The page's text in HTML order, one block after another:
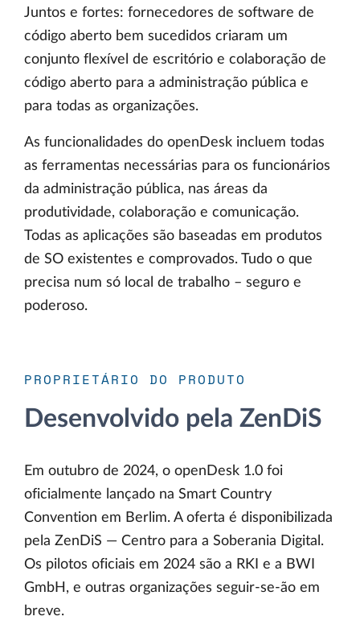
Juntos e fortes: fornecedores de software de
código aberto bem sucedidos criaram um
conjunto flexível de escritório e colaboração de
código aberto para a administração pública e
para todas as organizações.
As funcionalidades do openDesk incluem todas
as ferramentas necessárias para os funcionários
da administração pública, nas áreas da
produtividade, colaboração e comunicação.
Todas as aplicações são baseadas em produtos
de SO existentes e comprovados. Tudo o que
precisa num só local de trabalho – seguro e
poderoso.
PROPRIETÁRIO DO PRODUTO
Desenvolvido pela ZenDiS
Em outubro de 2024, o openDesk 1.0 foi
oficialmente lançado na Smart Country
Convention em Berlim. A oferta é disponibilizada
pela ZenDiS — Centro para a Soberania Digital.
Os pilotos oficiais em 2024 são a RKI e a BWI
GmbH, e outras organizações seguir-se-ão em
breve.